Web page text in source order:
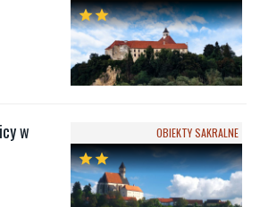
starstar
w
OBIEKTY SAKRALNE
starstar